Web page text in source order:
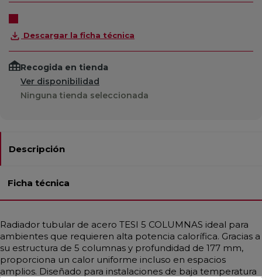
Descargar la ficha técnica
Recogida en tienda
Ver disponibilidad
Ninguna tienda seleccionada
Descripción
Ficha técnica
Radiador tubular de acero TESI 5 COLUMNAS ideal para
ambientes que requieren alta potencia calorífica. Gracias a
su estructura de 5 columnas y profundidad de 177 mm,
proporciona un calor uniforme incluso en espacios
amplios. Diseñado para instalaciones de baja temperatura